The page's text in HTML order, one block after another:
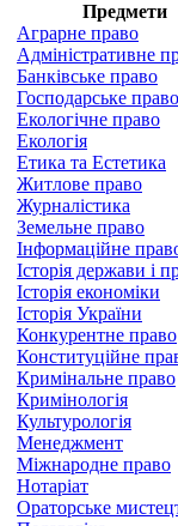
Предмети
Аграрне право
Адміністративне
Банківське право
Господарське право
Екологічне право
Екологія
Етика та Естетика
Житлове право
Журналістика
Земельне право
Інформаційне
Історія держави і
Історія економіки
Історія України
Конкурентне право
Конституційне
Кримінальне право
Кримінологія
Культурологія
Менеджмент
Міжнародне право
Нотаріат
Ораторське